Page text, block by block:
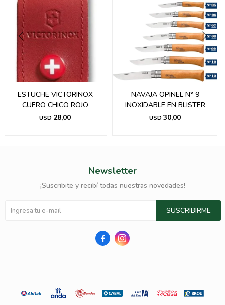
VICTORINOX
CHICO ROJO
NAVAJA OPINEL N° 9
INOXIDABLE EN BLISTER
Navaja
Newsletter
¡Suscribite y recibí todas nuestras novedades!
SUSCRIBIRME
 